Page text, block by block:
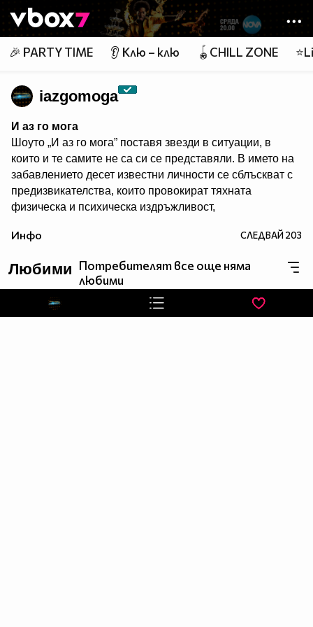
👾
🎉 PARTY TIME 👂 Клю – клю 🪀CHILL ZONE
iazgomoga
И аз го мога
Шоуто „И аз го мога” поставя звезди в ситуации, в
които и те самите не са си се представяли. В името на
забавлението десет известни личности се сблъскват с
предизвикателства, които провокират тяхната
физическа и психическа издръжливост,
съобразителност. Един водещ превежда участници,
продължение на три часа всяка седмица.
Гледайте предаването и в:
Инфо СЛЕДВАЙ203
Любими Потребителят все още няма
любими